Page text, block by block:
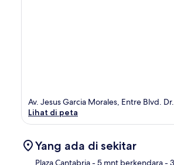
Av. Jesus Garcia Morales, Entre Blvd.
Lihat di peta
Yang ada di sekitar
Plaza Cantabria- 5 mnt berkendara-